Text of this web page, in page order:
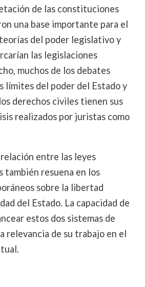
de las constituciones
una base importante para el
del poder legislativo y
las legislaciones
muchos de los debates
límites del poder del Estado y
derechos civiles tienen sus
realizados por juristas como
entre las leyes
también resuena en los
sobre la libertad
del Estado. La capacidad de
estos dos sistemas de
relevancia de su trabajo en el